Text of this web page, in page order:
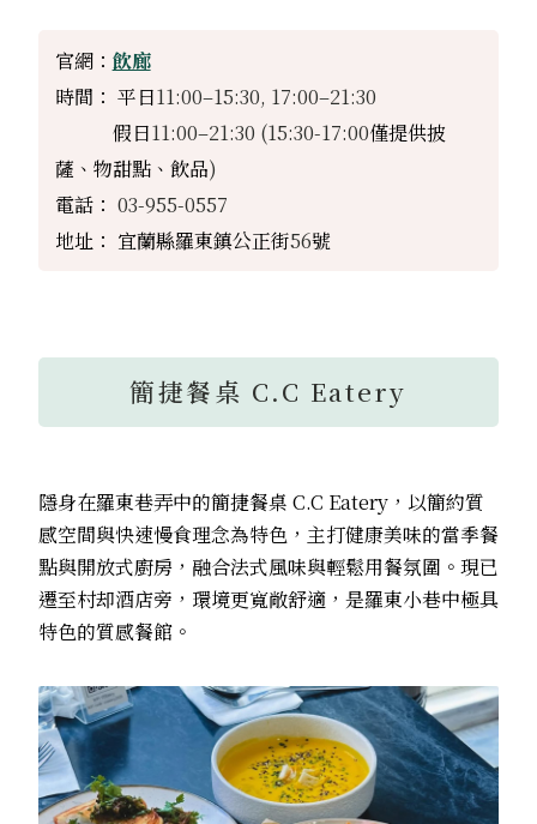
官網： 飲廊
時間： 平日11:00–15:30, 17:00–21:30
假日11:00–21:30 (15:30-17:00僅提供披
薩、物甜點、飲品)
電話： 03-955-0557
地址： 宜蘭縣羅東鎮公正街56號
簡捷餐桌 C.C Eatery
隱身在羅東巷弄中的簡捷餐桌 C.C Eatery，以簡約質
感空間與快速慢食理念為特色，主打健康美味的當季餐
點與開放式廚房，融合法式風味與輕鬆用餐氛圍。現已
遷至村却酒店旁，環境更寬敞舒適，是羅東小巷中極具
特色的質感餐館。